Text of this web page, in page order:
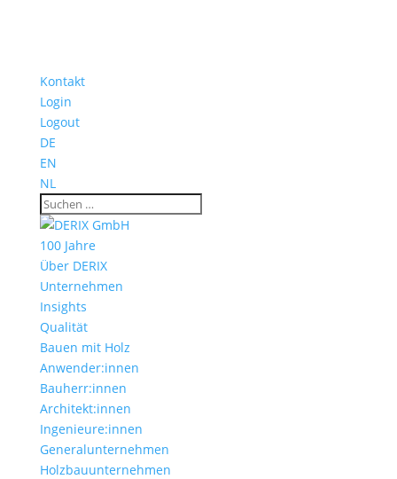
Kontakt
Login
Logout
DE
EN
NL
100 Jahre
Über DERIX
Unternehmen
Insights
Qualität
Bauen mit Holz
Anwender:innen
Bauherr:innen
Architekt:innen
Ingenieure:innen
Generalunternehmen
Holzbauunternehmen